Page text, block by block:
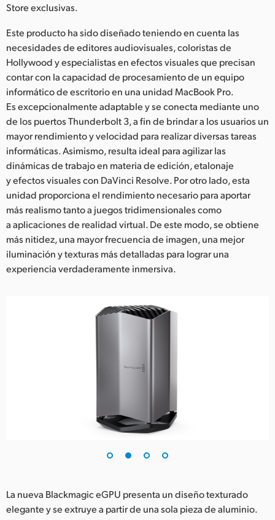
Poland
Portugal
Singapore
South Africa
Sweden
Chinese Taipei
Turkey
Ukraine
United Kingdom
Store exclusivas.
Este producto ha sido diseñado teniendo en cuenta las
necesidades de editores audiovisuales, coloristas de
Hollywood y especialistas en efectos visuales que precisan
contar con la capacidad de procesamiento de un equipo
informático de escritorio en una unidad MacBook Pro.
Es excepcionalmente adaptable y se conecta mediante uno
de los puertos Thunderbolt 3, a fin de brindar a los usuarios un
mayor rendimiento y velocidad para realizar diversas tareas
informáticas. Asimismo, resulta ideal para agilizar las
dinámicas de trabajo en materia de edición, etalonaje
y efectos visuales con DaVinci Resolve. Por otro lado, esta
unidad proporciona el rendimiento necesario para aportar
más realismo tanto a juegos tridimensionales como
a aplicaciones de realidad virtual. De este modo, se obtiene
más nitidez, una mayor frecuencia de imagen, una mejor
iluminación y texturas más detalladas para lograr una
experiencia verdaderamente inmersiva.
La nueva Blackmagic eGPU presenta un diseño texturado
elegante y se extruye a partir de una sola pieza de aluminio.